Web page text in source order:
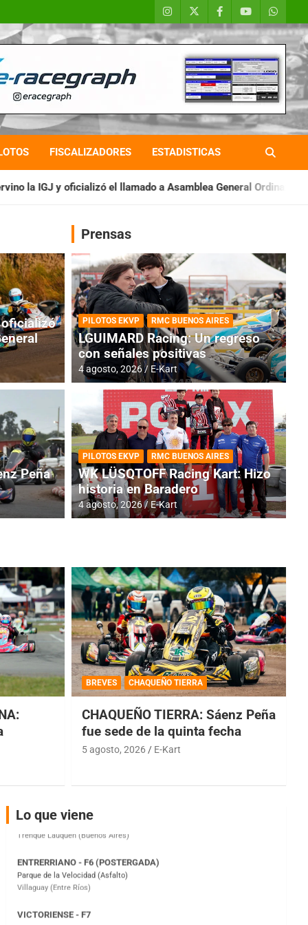
FISCALIZADORES ESTADISTICAS
llamado a Asamblea General Ordinaria IAME SERIES
RMC BUENOS AIRES
Cerró una jornada
oficializó
Peña
Prensas
PILOTOS EKVP RMC BUENOS AIRES
LGUIMARD Racing: Un regreso
con señales positivas
4 agosto, 2026 E-Kart
PILOTOS EKVP RMC BUENOS AIRES
WK LÜSQTOFF Racing Kart: Hizo
historia en Baradero
4 agosto, 2026 E-Kart
BREVES CHAQUEÑO TIERRA
CHAQUEÑO TIERRA: Sáenz Peña
fue sede de la quinta fecha
5 agosto, 2026 E-Kart
Lo que viene
COBERTURA ESPECIAL DE E-KART.COM.AR
08/09-AGO
IAME SERIES ARGENTINA 6
Ramiro Tot (Asfalto)
Baradero (Buenos Aires)
Parque de la Velocidad (Asfalto)
VICTORIENSE - F7
El Cerro (Tierra)
Victoria (Entre Ríos)
PATAGONICO - F6